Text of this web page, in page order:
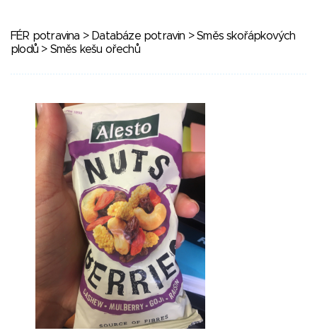
FÉR potravina > Databáze potravin >Směs skořápkových
plodů > Směs kešu ořechů